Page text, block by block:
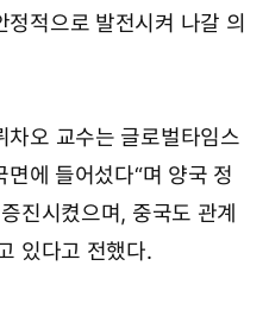
적으로 발전시켜 나갈 의
차오 교수는 글로벌타임스
에 들어섰다“며 양국 정
진시켰으며, 중국도 관계
있다고 전했다.